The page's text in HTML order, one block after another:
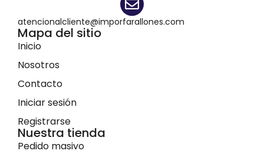
atencionalcliente@imporfarallones.com
Mapa del sitio
Inicio
Nosotros
Contacto
Iniciar sesión
Registrarse
Nuestra tienda
Pedido masivo